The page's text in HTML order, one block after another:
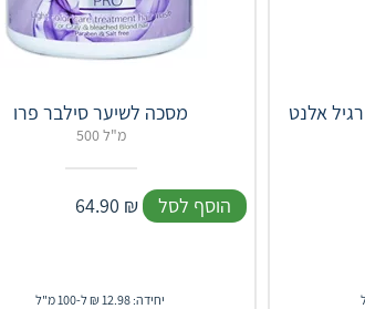
אלנט מסכה לשיער סילבר פרו
500 מ"ל
64.90 ₪ הוסף לסל
יחידה: 12.98 ₪ ל-100 מ"ל